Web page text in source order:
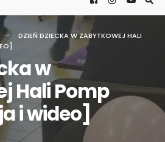
narzędzi
DZIEŃ DZIECKA W ZABYTKOWEJ HALI
w
Hali Pomp
i wideo]